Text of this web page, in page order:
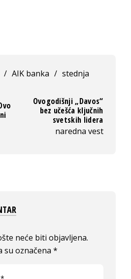
/ AIK banka / stednja
Ovogodišnji „Davos“
bez učešća ključnih
svetskih lidera
naredna vest
neće biti objavljena.
su označena*